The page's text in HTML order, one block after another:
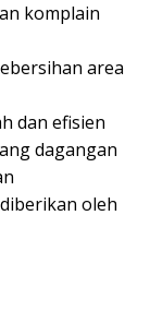
komplain
area
dan efisien
dagangan
oleh